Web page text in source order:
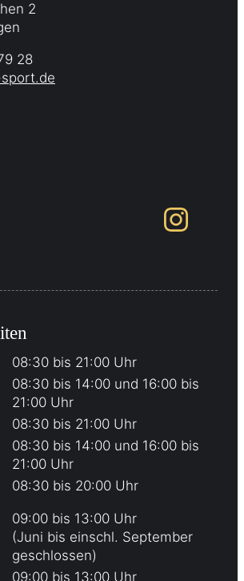
2
28
08:30 bis 21:00 Uhr
08:30 bis 14:00 und 16:00 bis
21:00 Uhr
08:30 bis 21:00 Uhr
08:30 bis 14:00 und 16:00 bis
21:00 Uhr
08:30 bis 20:00 Uhr
09:00 bis 13:00 Uhr
(Juni bis einschl. September
geschlossen)
09:00 bis 13:00 Uhr